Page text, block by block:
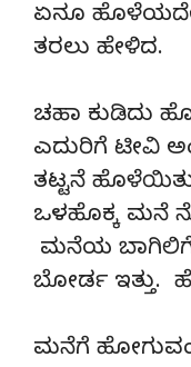
ಏನೂ
ತರಲು ಹೇಳಿದ.
ಚಹಾ ಕುಡಿದು
ಎದುರಿಗೆ ಟೀವಿ
ತಟ್ಟನೆ
ಒಳಹೊಕ್ಕ ಮನೆ
ಮನೆಯ ಬಾಗಿಲಿಗೆ
ಬೋರ್ಡ ಇತ್ತು.
ಮನೆಗೆ